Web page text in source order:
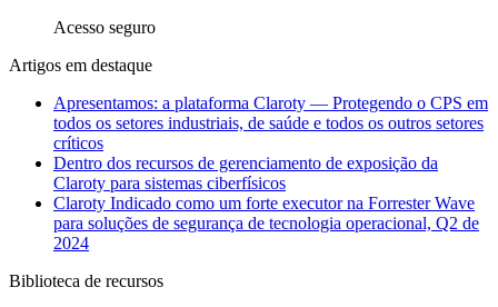
Acesso seguro
Artigos em destaque
Apresentamos: a plataforma Claroty — Protegendo o CPS em
todos os setores industriais, de saúde e todos os outros setores
críticos
Dentro dos recursos de gerenciamento de exposição da
Claroty para sistemas ciberfísicos
Claroty Indicado como um forte executor na Forrester Wave
para soluções de segurança de tecnologia operacional, Q2 de
2024
Biblioteca de recursos